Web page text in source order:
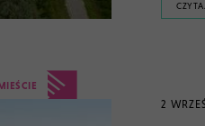
2